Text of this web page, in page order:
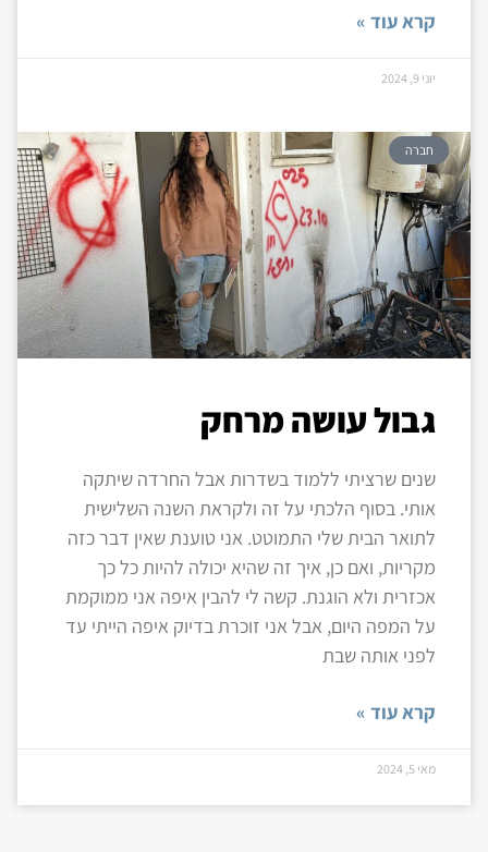
קרא עוד »
יוני 9, 2024
חברה
גבול עושה מרחק
שנים שרציתי ללמוד בשדרות אבל החרדה שיתקה
אותי. בסוף הלכתי על זה ולקראת השנה השלישית
לתואר הבית שלי התמוטט. אני טוענת שאין דבר כזה
מקריות, ואם כן, איך זה שהיא יכולה להיות כל כך
אכזרית ולא הוגנת. קשה לי להבין איפה אני ממוקמת
על המפה היום, אבל אני זוכרת בדיוק איפה הייתי עד
לפני אותה שבת
קרא עוד »
מאי 5, 2024